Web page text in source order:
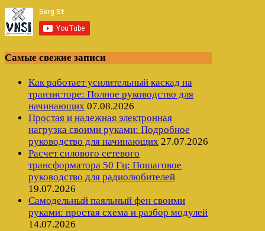
Самые свежие записи
Как работает усилительный каскад на
транзисторе: Полное руководство для
начинающих 07.08.2026
Простая и надежная электронная
нагрузка своими руками: Подробное
руководство для начинающих 27.07.2026
Расчет силового сетевого
трансформатора 50 Гц: Пошаговое
руководство для радиолюбителей
19.07.2026
Самодельный паяльный фен своими
руками: простая схема и разбор модулей
14.07.2026